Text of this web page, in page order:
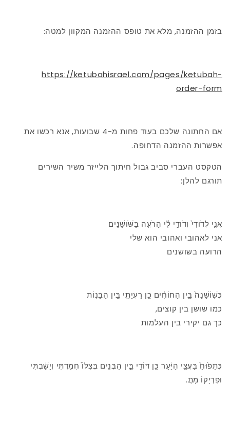
בזמן ההזמנה, מלא את טופס ההזמנה המקוון למטה:
https://ketubahisrael.com/pages/ketubah-
order-form
אם החתונה שלכם בעוד פחות מ-4 שבועות, אנא רכשו את
אפשרות ההזמנה הדחופה.
הטקסט העברי סביב גבול חיתוך הלייזר משיר השירים
תורגם להלן:
אֲנִ֤י לְדֹודִי֙ וְדֹודִ֣י לִ֔י הָרֹעֶ֖ה בַּשֹּׁושַׁנִּֽים
אני לאהובי ואהובי הוא שלי
הרועה בשושנים
כְּשֽׁוֹשַׁנָּה֙ בֵּ֣ין הַחוֹחִ֔ים כֵּ֥ן רַעְיָתִ֖י בֵּ֥ין הַבָּנֽוֹת
כמו שושן בין קוצים,
כך גם יקירי בין העלמות
כְּתַפ֙וּחַ֙ בַּעֲצֵ֣י הַיַּ֔עַר כֵּ֥ן דּוֹדִ֖י בֵּ֣ין הַבְּנִֽים בְּצִלּוֹ֙ חִמ֣דְתִּי וְיָשַׁ֔בְתִּי
וּפִרְי֖קוֹ מָתֳ.